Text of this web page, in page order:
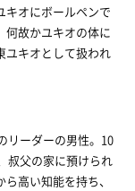
キオにボールペンで
何故かユキオの体に
ユキオとして扱われ
リーダーの男性。10
叔父の家に預けられ
高い知能を持ち、